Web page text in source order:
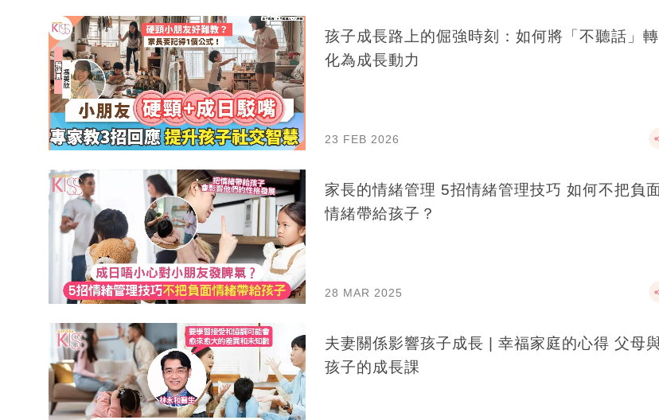
孩子成長路上的倔強時刻：如何將「不聽話」轉
化為成長動力
23 FEB 2026
家長的情緒管理 5招情緒管理技巧 如何不把負
情緒帶給孩子？
28 MAR 2025
夫妻關係影響孩子成長 | 幸福家庭的心得 父母與
孩子的成長課